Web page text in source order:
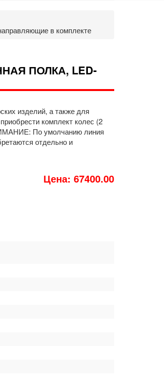
в комплекте
ПОЛКА, LED-
изделий, а также для
комплект колес (2
По умолчанию линия
отдельно и
Цена: 67400.00